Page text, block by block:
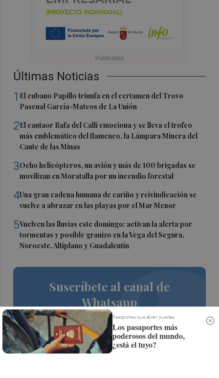
Últimas Noticias
1 El cubano Papillo triunfa en el certamen del Trovo
Pascual García-Mateos de La Unión
2El cantaor Rafa del Calli emociona y se lleva el trofeo
más emblemático del flamenco, la Lámpara Minera del
Cante de las Minas
3Ocho helicópteros, un avión y más de 100 brigadas se
movilizan en Moratalla por un incendio forestal
4Una gran cadena humana de cariño y reivindicación se
vuelve a abrazar en las playas por el Mar Menor
5Vuelven las lluvias este domingo: activan la alerta por
tormentas y posible granizo en la Vega del Segura,
Noroeste, Altiplano y Guadalentín
Suscríbete al canal de
Whatsapp
Siempre al día de las últimas noticias
¡Quiero suscribirme!
Pasaportes que abren puertas
Los pasaportes más
poderosos del mundo,
¿está el tuyo?